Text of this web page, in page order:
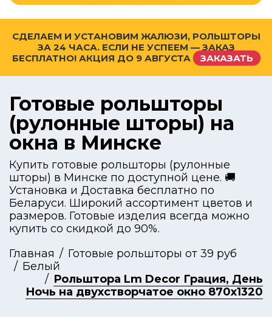
СДЕЛАЕМ И УСТАНОВИМ ЖАЛЮЗИ, РОЛЬШТОРЫ
ЗА 24 ЧАСА. ЕСЛИ НЕ УСПЕЕМ — ЗАКАЗ
БЕСПЛАТНО! АКЦИЯ ДО 9 АВГУСТА ЗАКАЗАТЬ
Готовые рольшторы
(рулонные шторы) на
окна в Минске
Купить готовые рольшторы (рулонные
шторы) в Минске по доступной цене. 🚚
Установка и Доставка бесплатно по
Беларуси. Широкий ассортимент цветов и
размеров. Готовые изделия всегда можно
купить со скидкой до 90%.
Главная
Готовые рольшторы от 39 руб
Белый
Рольштора Lm Decor Грация, День
Ночь на двухстворчатое окно 870x1320